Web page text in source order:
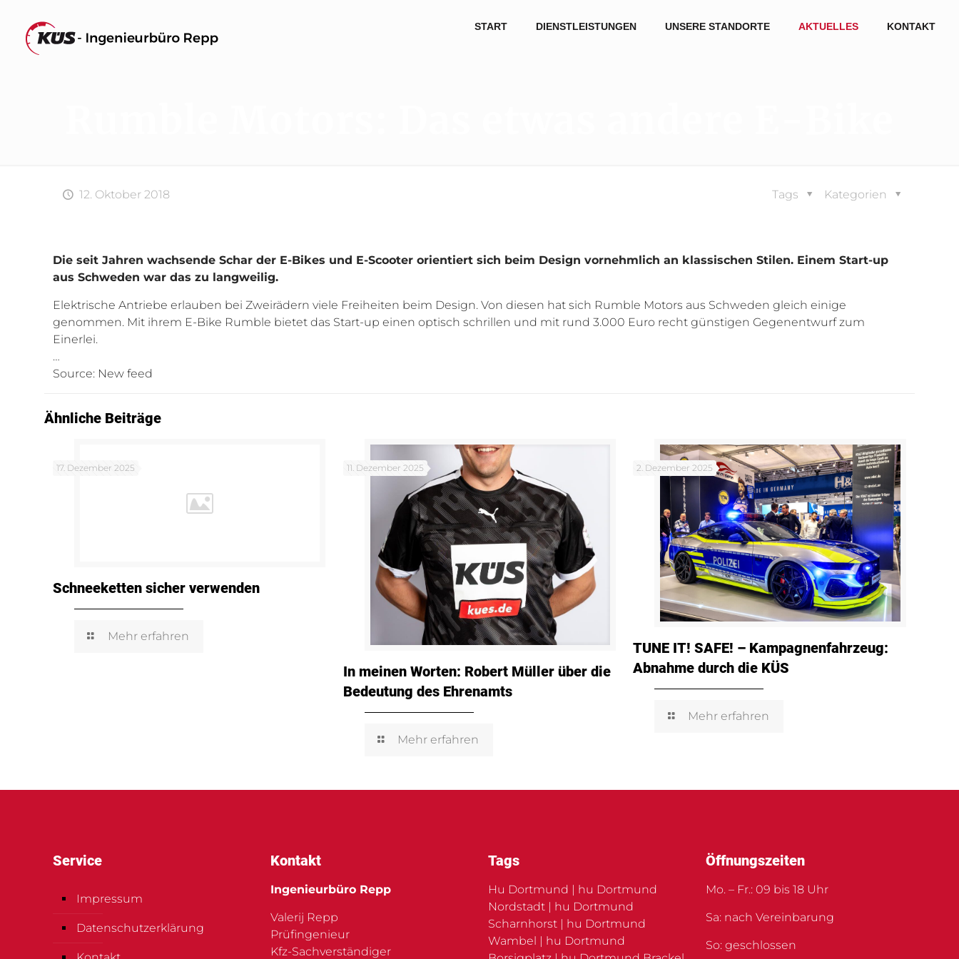
START DIENSTLEISTUNGEN UNSERE STANDORTE AKTUELLES KONTAKT
12. Oktober 2018 Kategorien
Tags
Die seit Jahren wachsende Schar der E-Bikes und E-Scooter orientiert sich beim Design vornehmlich an klassischen Stilen. Einem Start-up
aus Schweden war das zu langweilig.
Elektrische Antriebe erlauben bei Zweirädern viele Freiheiten beim Design. Von diesen hat sich Rumble Motors aus Schweden gleich einige
genommen. Mit ihrem E-Bike Rumble bietet das Start-up einen optisch schrillen und mit rund 3.000 Euro recht günstigen Gegenentwurf zum
Einerlei.
…
Source: New feed
Ähnliche Beiträge
17. Dezember 2025
Schneeketten sicher verwenden
Mehr erfahren
11. Dezember 2025
In meinen Worten: Robert Müller über die
Bedeutung des Ehrenamts
Mehr erfahren
2. Dezember 2025
TUNE IT! SAFE! – Kampagnenfahrzeug:
Abnahme durch die KÜS
Mehr erfahren
Service
Impressum
Datenschutzerklärung
Kontakt
Ingenieurbüro Repp
Valerij Repp
Prüfingenieur
Kfz-Sachverständiger
Tags
Hu Dortmund | hu Dortmund
Nordstadt | hu Dortmund
Scharnhorst | hu Dortmund
Wambel | hu Dortmund
Öffnungszeiten
Mo. – Fr.: 09 bis 18 Uhr
Sa: nach Vereinbarung
So: geschlossen